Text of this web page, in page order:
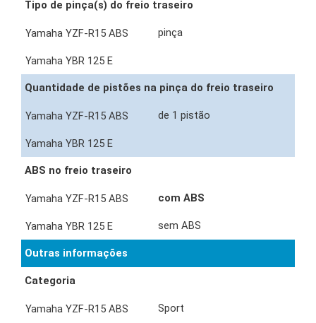
Tipo de pinça(s) do freio traseiro
pinça
Quantidade de pistões na pinça do freio traseiro
de 1 pistão
ABS no freio traseiro
com ABS
sem ABS
Outras informações
Categoria
Sport